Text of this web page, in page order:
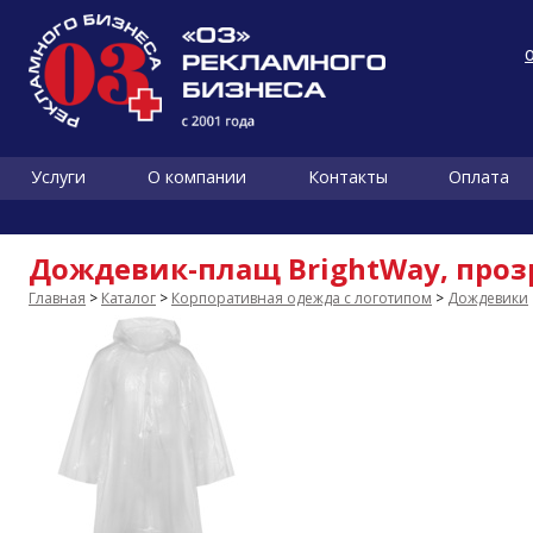
Услуги О компании Контакты Оплата
Дождевик-плащ BrightWay,
Главная > Каталог > Корпоративная одежда с логотипом > Дождевики